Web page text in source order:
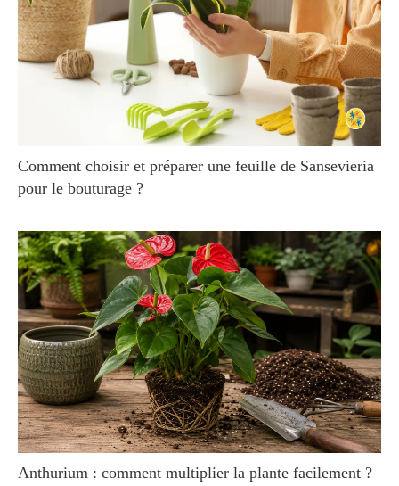
Comment choisir et préparer une feuille de Sansevieria
pour le bouturage ?
Anthurium : comment multiplier la plante facilement ?